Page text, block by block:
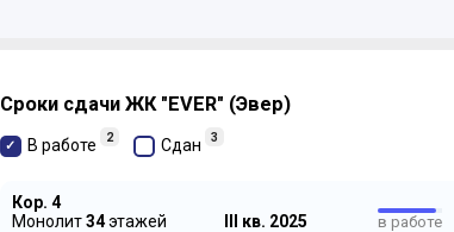
Сроки сдачи ЖК "EVER" (Эвер)
В работе 2 Сдан 3
Кор. 4
Монолит34этажей III кв. 2025 в работе